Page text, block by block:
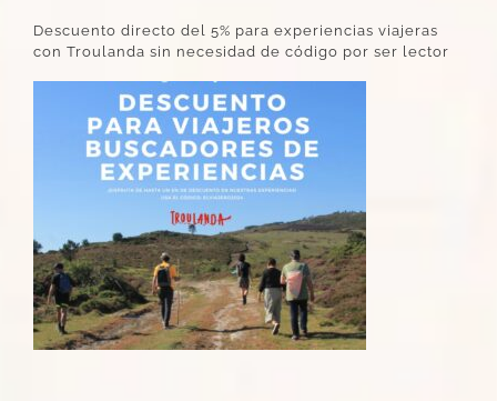
Descuento directo del 5% para experiencias viajeras
con Troulanda sin necesidad de código por ser lector